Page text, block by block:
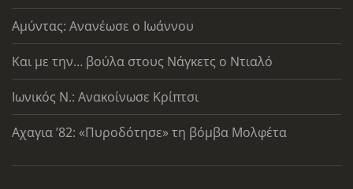
Αμύντας: Ανανέωσε ο Ιωάννου
Και με την… βούλα στους Νάγκετς ο Ντιαλό
Ιωνικός Ν.: Ανακοίνωσε Κρίπτσι
Αχαγια ’82: «Πυροδότησε» τη βόμβα Μολφέτα